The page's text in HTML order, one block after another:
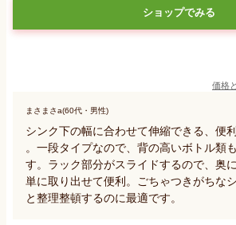
ショップでみる
価格
まさまさa(60代・男性)
シンク下の幅に合わせて伸縮できる、便
。一段タイプなので、背の高いボトル類
す。ラック部分がスライドするので、奥
単に取り出せて便利。ごちゃつきがちな
と整理整頓するのに最適です。